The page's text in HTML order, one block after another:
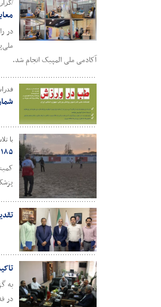
/
در
آکادمی ملی المپیک انجام شد.
شماره ۴۲
با
۱۸۵ ساعت پوشش پزشکی مسابقات ورزشی استان تهران در پنج روز
به
در